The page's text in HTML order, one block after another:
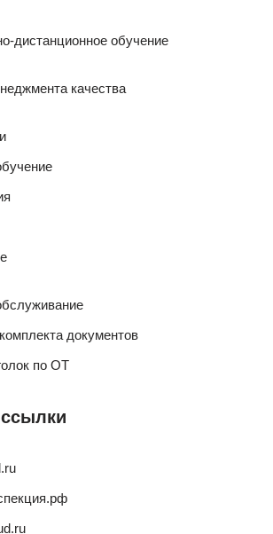
дистанционное обучение
качества
документов
по ОТ